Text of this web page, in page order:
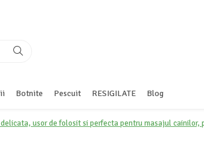
Botnite Pescuit RESIGILATE Blog
usor de folosit si perfecta pentru masajul cainilor,